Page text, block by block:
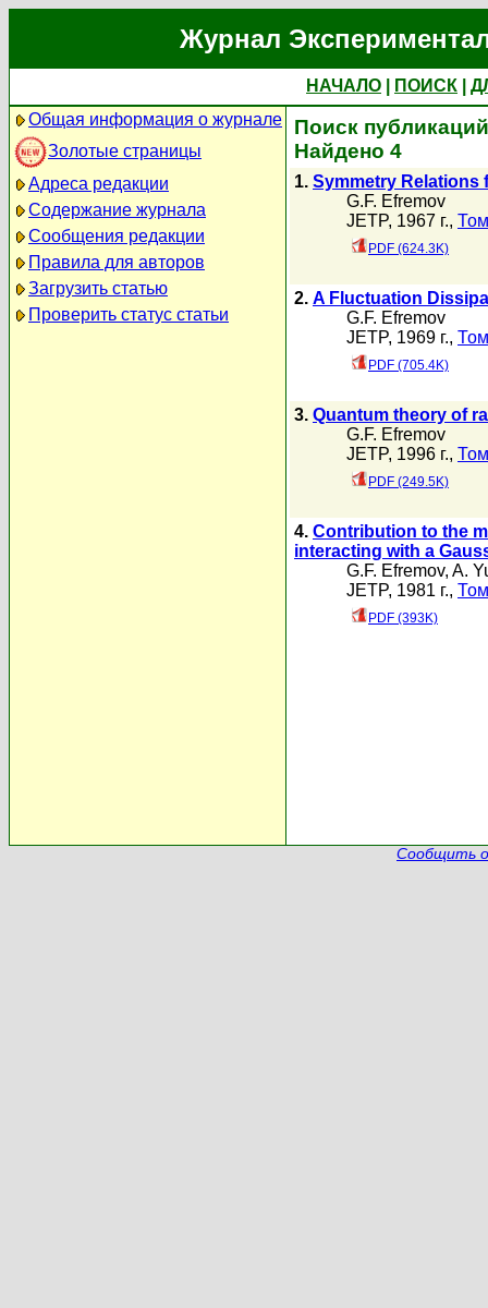
Журнал
НАЧАЛО ПОИСК
Общая информация о журнале
Золотые страницы
Адреса редакции
Содержание журнала
Сообщения редакции
Правила для авторов
Загрузить статью
Проверить статус статьи
Поиск
Найдено 4
1. Symmetry Relations
G.F. Efremov
JETP, 1967 г.,
PDF (624.3K)
2. A Fluctuation
G.F. Efremov
JETP, 1969 г.,
PDF (705.4K)
3. Quantum theory of
G.F. Efremov
JETP, 1996 г.,
PDF (249.5K)
4. Contribution to the
interacting with a
G.F. Efremov, A.
JETP, 1981 г.,
PDF (393K)
Сообщить о